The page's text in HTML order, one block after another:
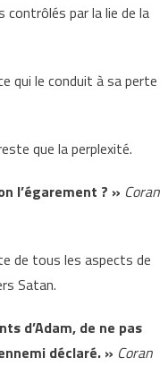
contrôlés par la lie de la
qui le conduit à sa perte
que la perplexité.
l’égarement ? » Coran
de tous les aspects de
Satan.
d’Adam, de ne pas
déclaré. » Coran